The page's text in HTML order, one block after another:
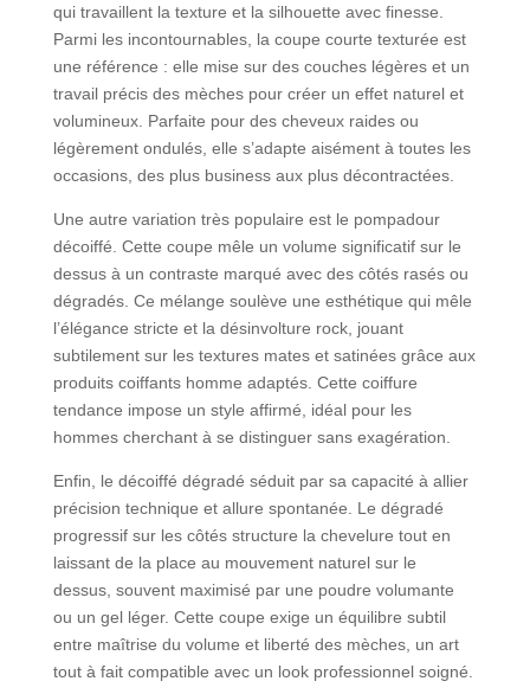
qui travaillent la texture et la silhouette avec finesse.
Parmi les incontournables, la coupe courte texturée est
une référence : elle mise sur des couches légères et un
travail précis des mèches pour créer un effet naturel et
volumineux. Parfaite pour des cheveux raides ou
légèrement ondulés, elle s’adapte aisément à toutes les
occasions, des plus business aux plus décontractées.
Une autre variation très populaire est le pompadour
décoiffé. Cette coupe mêle un volume significatif sur le
dessus à un contraste marqué avec des côtés rasés ou
dégradés. Ce mélange soulève une esthétique qui mêle
l’élégance stricte et la désinvolture rock, jouant
subtilement sur les textures mates et satinées grâce aux
produits coiffants homme adaptés. Cette coiffure
tendance impose un style affirmé, idéal pour les
hommes cherchant à se distinguer sans exagération.
Enfin, le décoiffé dégradé séduit par sa capacité à allier
précision technique et allure spontanée. Le dégradé
progressif sur les côtés structure la chevelure tout en
laissant de la place au mouvement naturel sur le
dessus, souvent maximisé par une poudre volumante
ou un gel léger. Cette coupe exige un équilibre subtil
entre maîtrise du volume et liberté des mèches, un art
tout à fait compatible avec un look professionnel soigné.